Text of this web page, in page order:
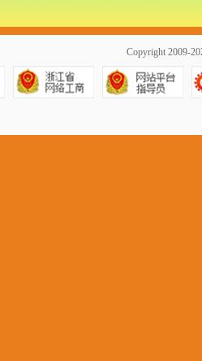
Copyright 2009-